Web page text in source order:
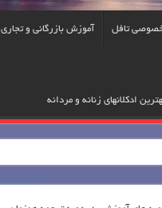
تافل آموزش بازرگانی و تجاری
ادکلانهای زنانه و مردانه